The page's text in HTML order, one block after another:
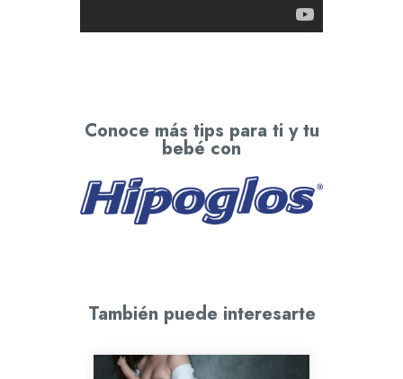
Conoce más tips para ti y tu
bebé con
También puede interesarte